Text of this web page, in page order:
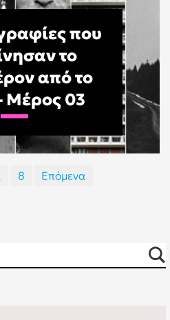
που
το
από το
Μέρος 03
8 Επόμενα